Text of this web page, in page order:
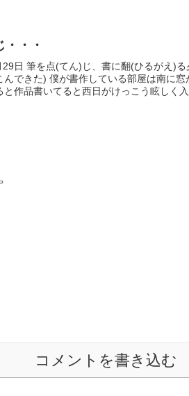
・・・
29日 筆を点(てん)じ、書に翻(ひるがえ)
んできた) 僕が書作している部屋は南に
と作品書いてると西日がけっこう眩しく入
コメントを書き込む